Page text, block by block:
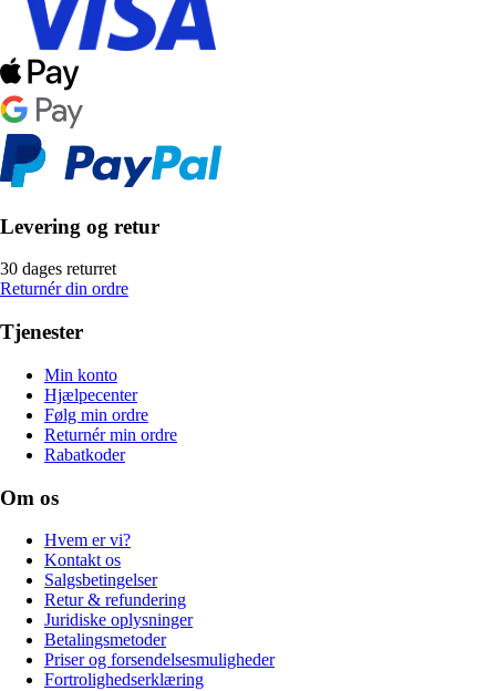
Levering og retur
30 dages returret
Returnér din ordre
Tjenester
Min konto
Hjælpecenter
Følg min ordre
Returnér min ordre
Rabatkoder
Om os
Hvem er vi?
Kontakt os
Salgsbetingelser
Retur & refundering
Juridiske oplysninger
Betalingsmetoder
Priser og forsendelsesmuligheder
Fortrolighedserklæring